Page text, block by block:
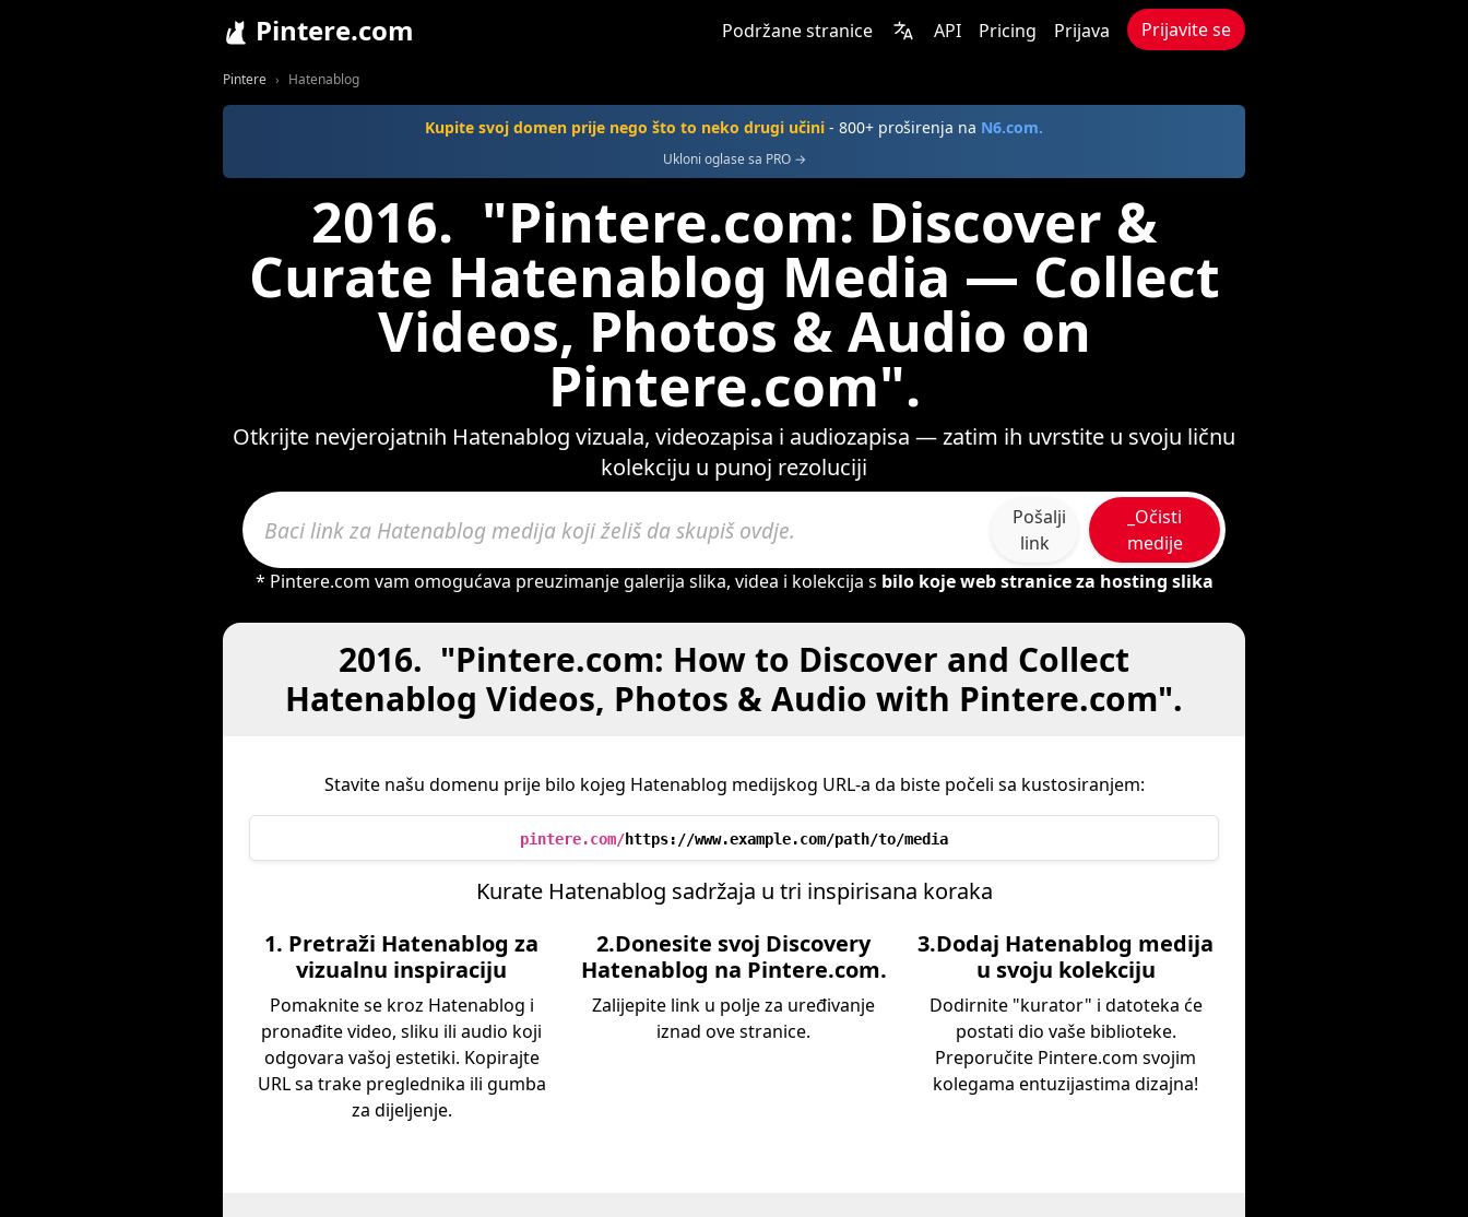
Pintere.com Podržane stranice API Pricing Prijava Prijavite se
Pintere Hatenablog
Kupite svoj domen prije nego što to neko drugi učini - 800+ proširenja na N6.com.
Ukloni oglase sa PRO →
2016. "Pintere.com: Discover &
Curate Hatenablog Media — Collect
Videos, Photos & Audio on
Pintere.com".
Otkrijte nevjerojatnih Hatenablog vizuala, videozapisa i audiozapisa — zatim ih uvrstite u svoju ličnu
kolekciju u punoj rezoluciji
Pošalji
link
_Očisti
medije
* Pintere.com vam omogućava preuzimanje galerija slika, videa i kolekcija s bilo koje web stranice za hosting slika
2016. "Pintere.com: How to Discover and Collect
Hatenablog Videos, Photos & Audio with Pintere.com".
Stavite našu domenu prije bilo kojeg Hatenablog medijskog URL-a da biste počeli sa kustosiranjem:
pintere.com/https://www.example.com/path/to/media
Kurate Hatenablog sadržaja u tri inspirisana koraka
1. Pretraži Hatenablog za
vizualnu inspiraciju
Pomaknite se kroz Hatenablog i
pronađite video, sliku ili audio koji
odgovara vašoj estetiki. Kopirajte
URL sa trake preglednika ili gumba
za dijeljenje.
2.Donesite svoj Discovery
Hatenablog na Pintere.com.
Zalijepite link u polje za uređivanje
iznad ove stranice.
3.Dodaj Hatenablog medija
u svoju kolekciju
Dodirnite "kurator" i datoteka će
postati dio vaše biblioteke.
Preporučite Pintere.com svojim
kolegama entuzijastima dizajna!